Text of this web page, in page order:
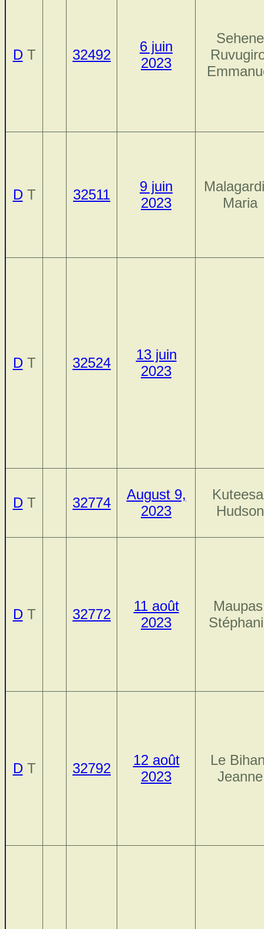
DT 32492
6 juin
2023
Sehene
DT 32511
9 juin
2023
Maria
DT 32524
13 juin
2023
DT 32774
August 9,
2023
Hudson
DT 32772
11 août
2023
DT 32792
12 août
2023
Le
Jeanne